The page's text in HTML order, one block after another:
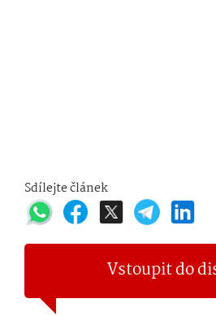
Sdílejte článek
Vstoupit do